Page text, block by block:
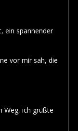
ein spannender
vor mir sah, die
Weg, ich grüßte